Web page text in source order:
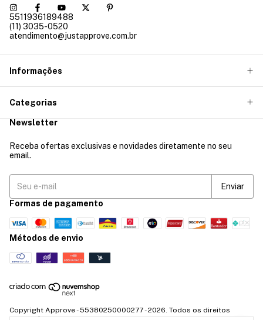
5511936189488
(11) 3035-0520
atendimento@justapprove.com.br
Informações
Categorias
Newsletter
Receba ofertas exclusivas e novidades diretamente no seu
email.
Formas de pagamento
Métodos de envio
Copyright Approve - 55380250000277 - 2026. Todos os direitos
reservados.